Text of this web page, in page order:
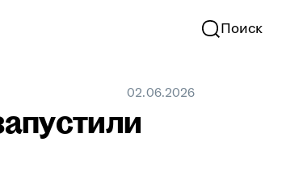
Поиск
02.06.2026